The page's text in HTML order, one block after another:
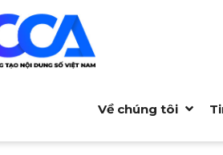
Về chúng tôi